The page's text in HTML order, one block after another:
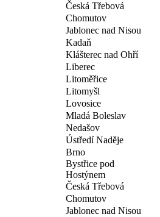
Česká Třebová
Chomutov
Jablonec nad Nisou
Kadaň
Klášterec nad Ohří
Liberec
Litoměřice
Litomyšl
Lovosice
Mladá Boleslav
Nedašov
Ústředí Naděje
Brno
Bystřice pod
Hostýnem
Česká Třebová
Chomutov
Jablonec nad Nisou